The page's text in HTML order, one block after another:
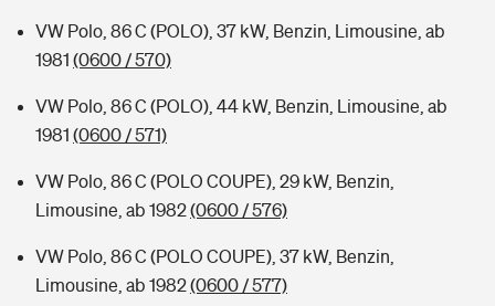
VW Polo, 86 C (POLO), 37 kW, Benzin, Limousine, ab
1981 (0600 / 570)
VW Polo, 86 C (POLO), 44 kW, Benzin, Limousine, ab
1981 (0600 / 571)
VW Polo, 86 C (POLO COUPE), 29 kW, Benzin,
Limousine, ab 1982(0600 / 576)
VW Polo, 86 C (POLO COUPE), 37 kW, Benzin,
Limousine, ab 1982(0600 / 577)